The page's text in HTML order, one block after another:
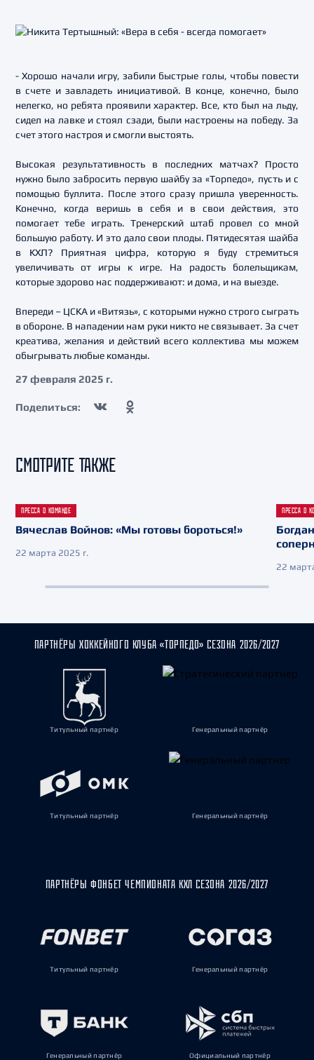
- Хорошо начали игру, забили быстрые голы, чтобы повести
в счете и завладеть инициативой. В конце, конечно, было
нелегко, но ребята проявили характер. Все, кто был на льду,
сидел на лавке и стоял сзади, были настроены на победу. За
счет этого настроя и смогли выстоять.
Высокая результативность в последних матчах? Просто
нужно было забросить первую шайбу за «Торпедо», пусть и с
помощью буллита. После этого сразу пришла уверенность.
Конечно, когда веришь в себя и в свои действия, это
помогает тебе играть. Тренерский штаб провел со мной
большую работу. И это дало свои плоды. Пятидесятая шайба
в КХЛ? Приятная цифра, которую я буду стремиться
увеличивать от игры к игре. На радость болельщикам,
которые здорово нас поддерживают: и дома, и на выезде.
Впереди – ЦСКА и «Витязь», с которыми нужно строго сыграть
в обороне. В нападении нам руки никто не связывает. За счет
креатива, желания и действий всего коллектива мы можем
обыгрывать любые команды.
27 февраля 2025 г.
Поделиться:
СМОТРИТЕ ТАКЖЕ
ПРЕССА О КОМАНДЕ
Вячеслав Войнов: «Мы готовы бороться!»
22 марта 2025 г.
ПРЕССА О
22
ПАРТНЁРЫ ХОККЕЙНОГО КЛУБА «ТОРПЕДО» СЕЗОНА 2026/2027
Титульный партнёр Генеральный партнёр
Титульный партнёр Генеральный партнёр
ПАРТНЁРЫ ФОНБЕТ ЧЕМПИОНАТА КХЛ СЕЗОНА 2026/2027
Титульный партнёр Генеральный партнёр
Генеральный партнёр Официальный партнёр